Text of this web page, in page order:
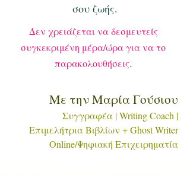
σου ζωής.
Δεν χρειάζεται να δεσμευτείς
συγκεκριμένη μέρα/ώρα για να το
παρακολουθήσεις.
Με την Μαρία Γούσιου
Συγγραφέα | Writing Coach |
Επιμελήτρια Βιβλίων + Ghost Writer
Online/Ψηφιακή Επιχειρηματία